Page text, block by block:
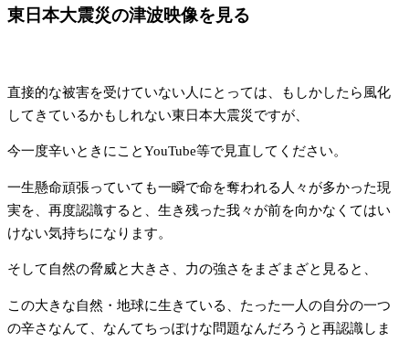
東日本大震災の津波映像を見る
直接的な被害を受けていない人にとっては、もしかしたら風化
してきているかもしれない東日本大震災ですが、
今一度辛いときにことYouTube等で見直してください。
一生懸命頑張っていても一瞬で命を奪われる人々が多かった現
実を、再度認識すると、生き残った我々が前を向かなくてはい
けない気持ちになります。
そして自然の脅威と大きさ、力の強さをまざまざと見ると、
この大きな自然・地球に生きている、たった一人の自分の一つ
の辛さなんて、なんてちっぽけな問題なんだろうと再認識しま